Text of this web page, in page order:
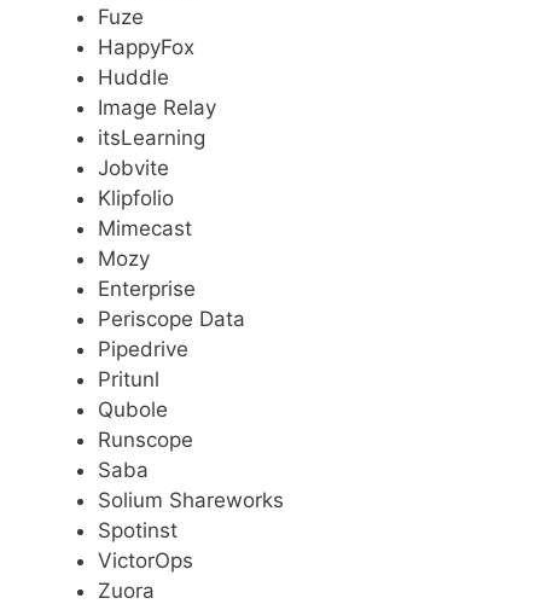
Fuze
HappyFox
Huddle
Image Relay
itsLearning
Jobvite
Klipfolio
Mimecast
Mozy
Enterprise
Periscope Data
Pipedrive
Pritunl
Qubole
Runscope
Saba
Solium Shareworks
Spotinst
VictorOps
Zuora